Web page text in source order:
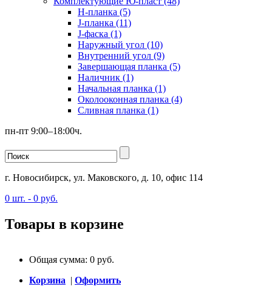
H-планка (5)
J-планка (11)
J-фаска (1)
Наружный угол (10)
Внутренний угол (9)
Завершающая планка (5)
Наличник (1)
Начальная планка (1)
Околооконная планка (4)
Сливная планка (1)
пн-пт 9:00–18:00ч.
г. Новосибирск, ул. Маковского, д. 10, офис 114
0 шт. - 0 руб.
Товары в корзине
Общая сумма: 0 руб.
Корзина | Оформить